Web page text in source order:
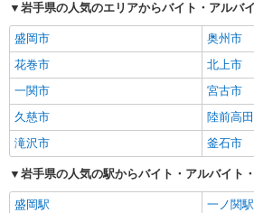
岩手県の人気のエリアからバイト・アルバ
盛岡市
奥州市
花巻市
北上市
一関市
宮古市
久慈市
陸前高
滝沢市
釜石市
岩手県の人気の駅からバイト・アルバイト
盛岡駅
一ノ関駅